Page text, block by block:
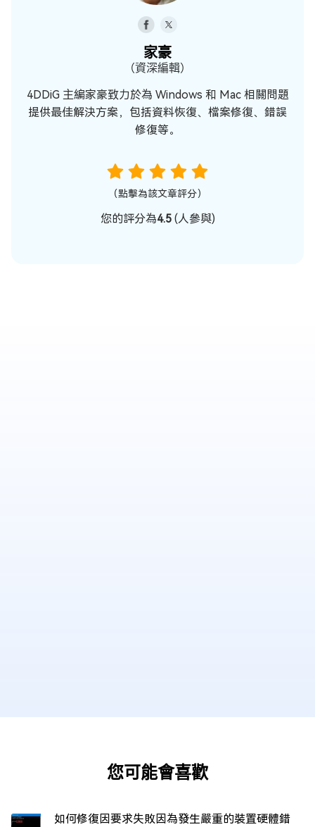
家豪
（資深編輯）
4DDiG 主編家豪致力於為 Windows 和 Mac 相關問題
提供最佳解決方案，包括資料恢復、檔案修復、錯誤
修復等。
（點擊為該文章評分）
您的評分為4.5(人參與)
您可能會喜歡
如何修復因要求失敗因為發生嚴重的裝置硬體錯